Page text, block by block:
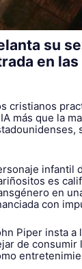
su
en
cristianos
más que la
infantil
es
en
con
Piper insta a
de consumir